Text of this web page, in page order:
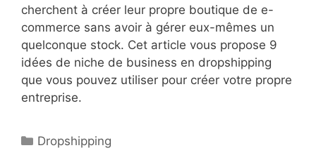
cherchent à créer leur propre boutique de e-
commerce sans avoir à gérer eux-mêmes un
quelconque stock. Cet article vous propose 9
idées de niche de business en dropshipping
que vous pouvez utiliser pour créer votre propre
entreprise.
Catégories
Dropshipping